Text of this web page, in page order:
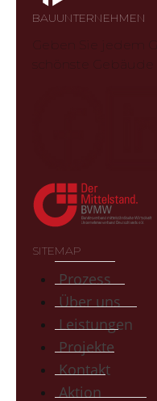
BAUUNTERNEHMEN
Geben Sie jedem
schönste
SITEMAP
Prozess
Über uns
Leistungen
Projekte
Kontakt
Aktion